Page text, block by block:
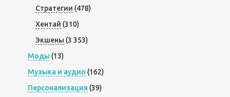
Стратегии (478)
Хентай (310)
Экшены (3 353)
Моды (13)
Музыка и аудио (162)
Персонализация (39)